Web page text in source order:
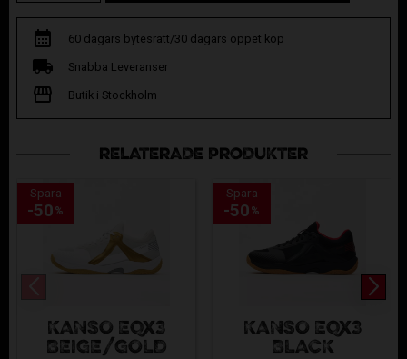
60 dagars bytesrätt/30 dagars öppet köp
Snabba Leveranser
Butik i Stockholm
RELATERADE PRODUKTER
KANSO EQx3
BEIGE/GOLD
Spara
50 %
KANSO EQx3
BLACK
Spara
50 %